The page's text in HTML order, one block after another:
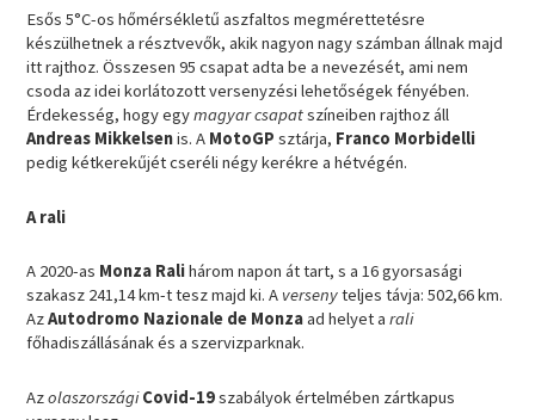
Esős 5°C-os hőmérsékletű aszfaltos megmérettetésre
készülhetnek a résztvevők, akik nagyon nagy számban állnak majd
itt rajthoz. Összesen 95 csapat adta be a nevezését, ami nem
csoda az idei korlátozott versenyzési lehetőségek fényében.
Érdekesség, hogy egymagyar csapatszíneiben rajthoz áll
Andreas Mikkelsenis. A MotoGP sztárja, Franco Morbidelli
pedig kétkerekűjét cseréli négy kerékre a hétvégén.
A rali
A 2020-as Monza Ralihárom napon át tart, s a 16 gyorsasági
szakasz 241,14 km-t tesz majd ki. A versenyteljes távja: 502,66 km.
AzAutodromo Nazionale de Monzaad helyet arali
főhadiszállásának és a szervizparknak.
Azolaszországi Covid-19szabályok értelmében zártkapus